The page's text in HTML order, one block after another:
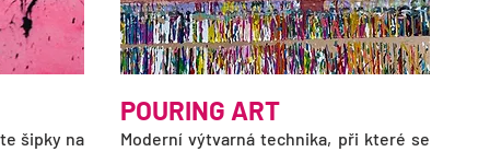
šipky na
POURING ART
Moderní výtvarná technika, při které se